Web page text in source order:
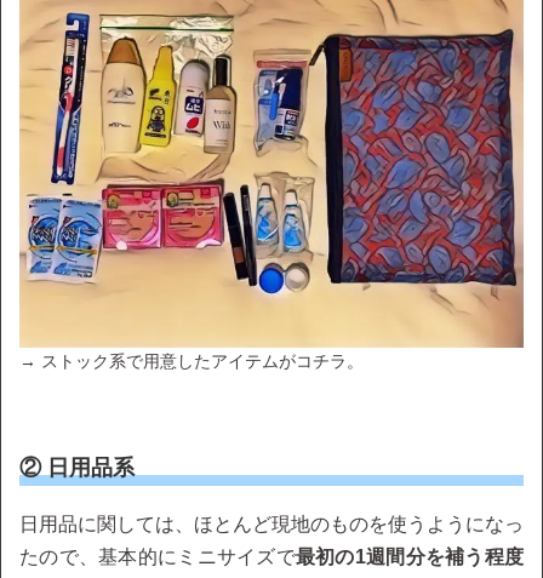
→ ストック系で用意したアイテムがコチラ。
② 日用品系
日用品に関しては、ほとんど現地のものを使うようになっ
たので、基本的にミニサイズで最初の1週間分を補う程度